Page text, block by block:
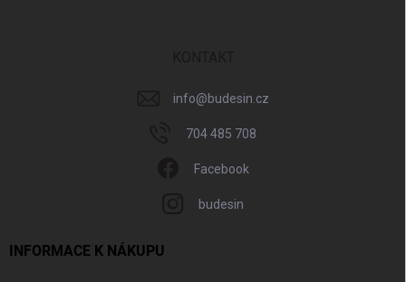
info@budesin.cz
704 485 708
Facebook
budesin
INFORMACE K NÁKUPU